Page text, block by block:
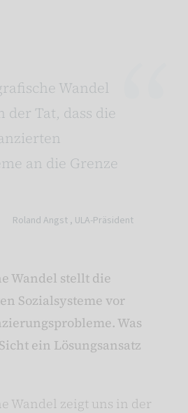
Wandel
der Tat, dass die
an die Grenze
Roland Angst , ULA-Präsident
Wandel stellt die
Sozialsysteme vor
Was
ein Lösungsansatz
Wandel zeigt uns in der